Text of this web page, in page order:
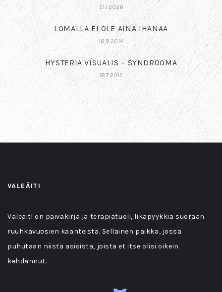
21.1.2026
LOMALLA EI OLE AINA IHANAA
16.9.2014
HYSTERIA VISUALIS – SYNDROOMA
18.7.2015
VALEÄITI
Valeäiti on päiväkirja ja terapiatuoli, likapyykkiä suoraan
ruuhkavuosien käänteistä. Sellainen paikka, jossa
puhutaan niistä asioista, joista et itse olisi oikein
kehdannut.